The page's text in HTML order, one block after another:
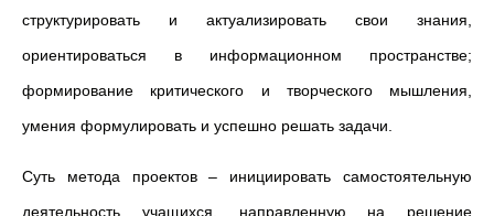
структурировать и актуализировать свои знания,
ориентироваться в информационном пространстве;
формирование критического и творческого мышления,
умения формулировать и успешно решать задачи.
Суть метода проектов – инициировать самостоятельную
деятельность учащихся, направленную на решение